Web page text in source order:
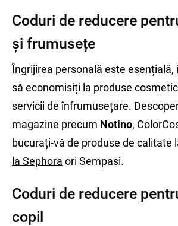
Coduri de reducere
și frumusețe
Îngrijirea personală este esențială,
să economisiți la produse
servicii de înfrumusețare.
magazine precum Notino,
bucurați-vă de produse de calitate
la Sephora ori Sempasi.
Coduri de reducere
copil